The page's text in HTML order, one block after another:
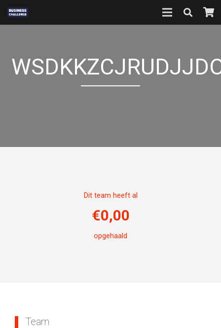
Dit team heeft al
€0,00
opgehaald
Team